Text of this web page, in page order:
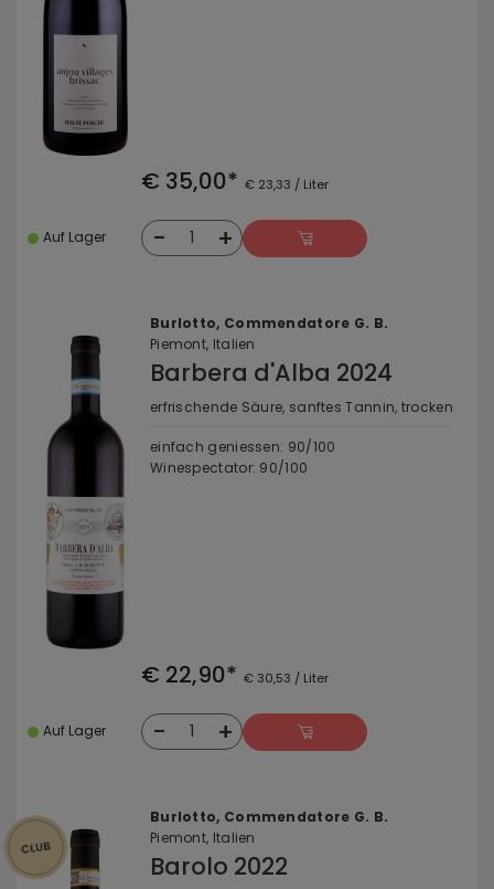
€ 35,00* € 23,33 / Liter
Auf Lager - 1 +
Burlotto, Commendatore G. B.
Piemont, Italien
Barbera d'Alba 2024
erfrischende Säure, sanftes Tannin, trocken
einfach geniessen: 90/100
Winespectator: 90/100
€ 22,90* € 30,53 / Liter
Auf Lager - 1 +
Burlotto, Commendatore G. B.
Piemont, Italien
Barolo 2022